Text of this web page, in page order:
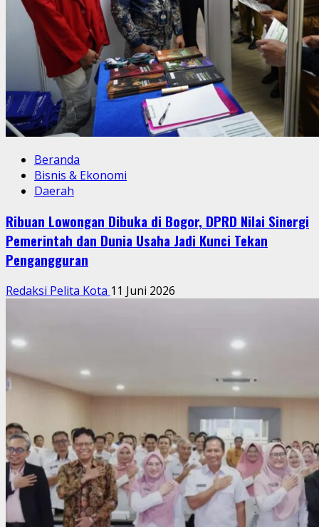
Beranda
Bisnis & Ekonomi
Daerah
Ribuan Lowongan Dibuka di Bogor, DPRD Nilai Sinergi
Pemerintah dan Dunia Usaha Jadi Kunci Tekan
Pengangguran
Redaksi Pelita Kota 11 Juni 2026